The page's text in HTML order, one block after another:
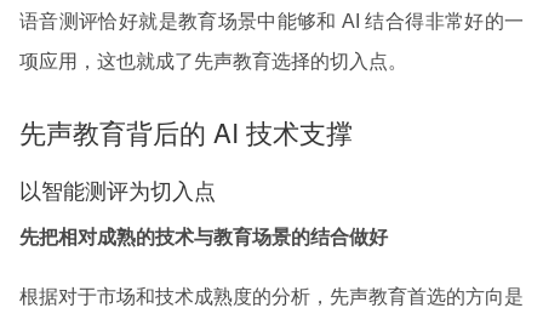
语音测评恰好就是教育场景中能够和 AI 结合得非常好的一
项应用，这也就成了先声教育选择的切入点。
先声教育背后的 AI 技术支撑
以智能测评为切入点
先把相对成熟的技术与教育场景的结合做好
根据对于市场和技术成熟度的分析，先声教育首选的方向是